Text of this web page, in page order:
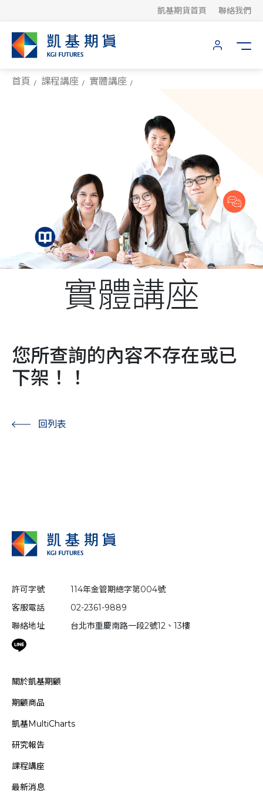
凱基期貨首頁 聯絡我們
首頁 課程講座 實體講座
實體講座
您所查詢的內容不存在或已
下架！！
回列表
許可字號
114年金管期總字第004號
客服電話
02-2361-9889
聯絡地址
台北市重慶南路一段2號12、13樓
關於凱基期顧
期顧商品
凱基MultiCharts
研究報告
課程講座
最新消息